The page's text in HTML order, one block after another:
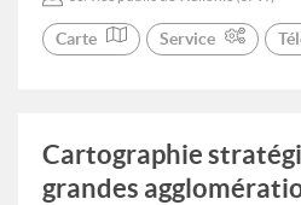
Carte Service
Cartographie
grandes